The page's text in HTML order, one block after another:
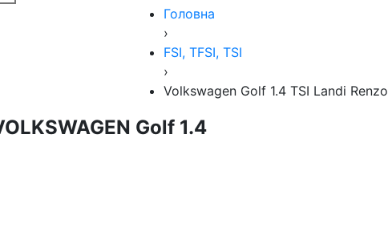
Головна
›
FSI, TFSI, TSI
›
Volkswagen Golf 1.4 TSI Landi Renzo
Golf 1.4